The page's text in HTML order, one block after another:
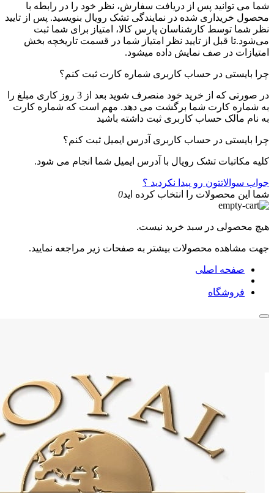
شما می توانید پس از دریافت سفارش، نظر خود را در رابطه با
محصول خریداری شده در نمایندگی تشک رویال بنویسید. پس از تایید
نظر شما توسط کارشناسان پارس کالا، امتیاز برای شما ثبت
می‌شود.تا قبل از تایید نظر امتیاز شما در قسمت تاریخچه بخش
امتیازات در صف نمایش داده میشود.
چرا بایستی در حساب کاربری شماره کارت ثبت کنم؟
در صورتی که از خرید خود منصرف شوید بعد از 3 روز کاری مبلغ را
به شماره کارت شما برگشت می دهد. مهم است که شماره کارت
به نام مالک حساب کاربری ثبت داشته باشید
چرا بایستی در حساب کاربری آدرس ایمیل ثبت کنم؟
کلیه مکاتبات تشک رویال با آدرس ایمیل شما انجام می شود.
جواب سوالاتتون رو پیدا نکردید ؟
شما این محصولات را انتخاب کرده اید0
هیچ محصولی در سبد خرید نیست.
جهت مشاهده محصولات بیشتر به صفحات زیر مراجعه نمایید.
صفحه اصلی
فروشگاه